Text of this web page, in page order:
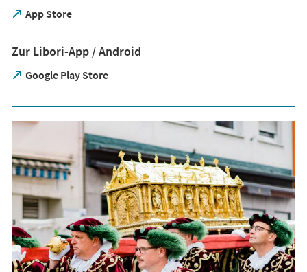
App Store
(Öffnet
neuen
Tab)
Zur Libori-App / Android
Google Play Store
(Öffnet
Tab)